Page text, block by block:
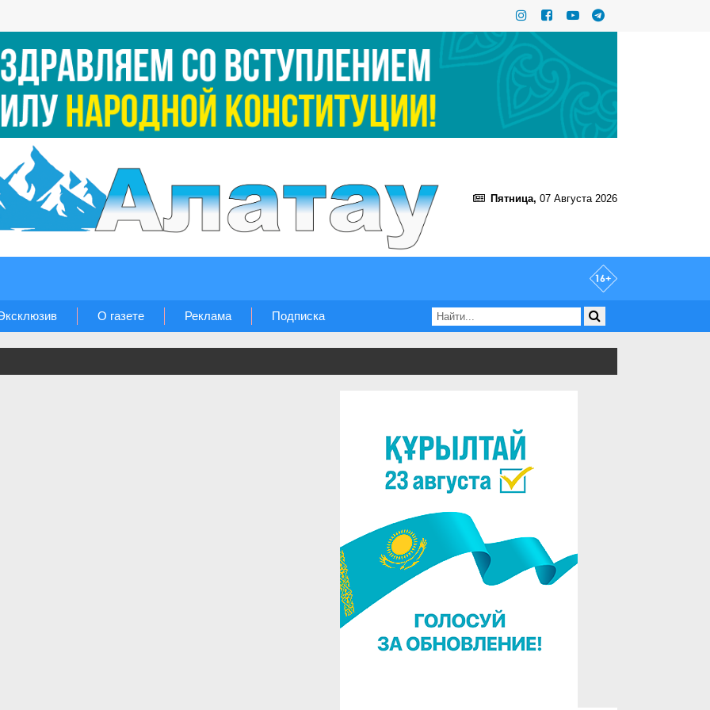
Пятница, 07 Августа 2026
О газете Реклама Подписка